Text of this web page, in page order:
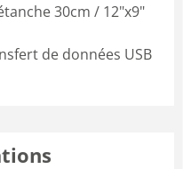
30cm / 12"x9"
de données USB